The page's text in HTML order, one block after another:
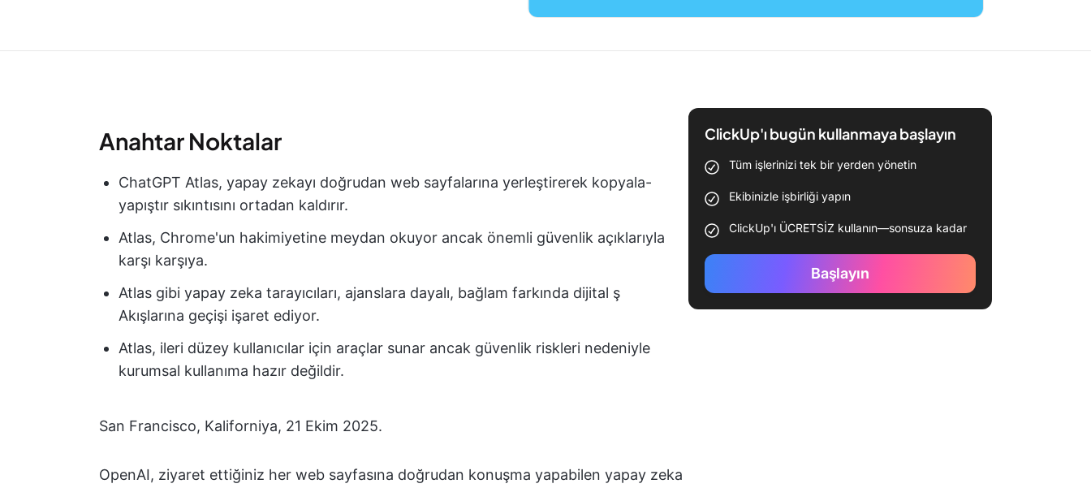
Anahtar Noktalar
ChatGPT Atlas, yapay zekayı doğrudan web sayfalarına yerleştirerek kopyala-
yapıştır sıkıntısını ortadan kaldırır.
Atlas, Chrome'un hakimiyetine meydan okuyor ancak önemli güvenlik açıklarıyla
karşı karşıya.
Atlas gibi yapay zeka tarayıcıları, ajanslara dayalı, bağlam farkında dijital ş
Akışlarına geçişi işaret ediyor.
Atlas, ileri düzey kullanıcılar için araçlar sunar ancak güvenlik riskleri nedeniyle
kurumsal kullanıma hazır değildir.
San Francisco, Kaliforniya, 21 Ekim 2025.
OpenAI, ziyaret ettiğiniz her web sayfasına doğrudan konuşma yapabilen yapay zeka
ClickUp'ı bugün kullanmaya başlayın
Tüm işlerinizi tek bir yerden yönetin
Ekibinizle işbirliği yapın
ClickUp'ı ÜCRETSİZ kullanın—sonsuza kadar
Başlayın